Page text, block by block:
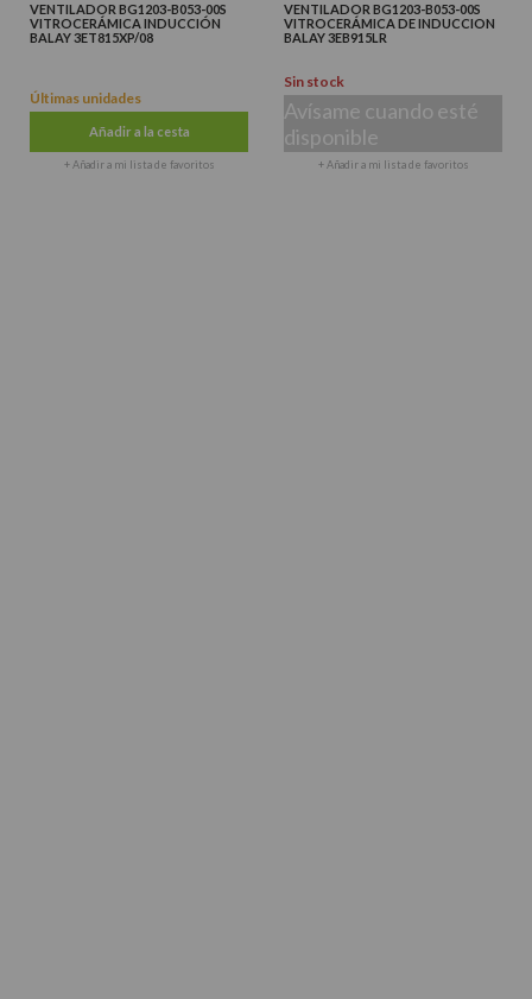
VENTILADOR BG1203-B053-00S
VITROCERÁMICA INDUCCIÓN
BALAY 3ET815XP/08
Últimas unidades
Añadir a la cesta
+ Añadir a mi lista de favoritos
VENTILADOR BG1203-B053-00S
VITROCERÁMICA DE INDUCCION
BALAY 3EB915LR
Sin stock
Avísame cuando esté
disponible
+ Añadir a mi lista de favoritos